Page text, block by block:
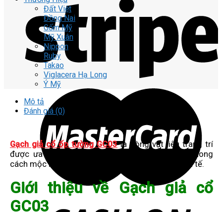
Đất Việt
Đồng Nai
Gốm Mỹ
Mỹ Xuân
Nippon
Ruby
Takao
Viglacera Hạ Long
Ý Mỹ
Mô tả
Đánh giá (0)
Gạch giả cổ ốp tường GC03là dòng vật liệu trang trí
được ưa chuộng trong các công trình mang phong
cách mộc mạc, hoài cổ nhưng vẫn toát lên sự tinh tế.
Giới thiệu về Gạch giả cổ
GC03